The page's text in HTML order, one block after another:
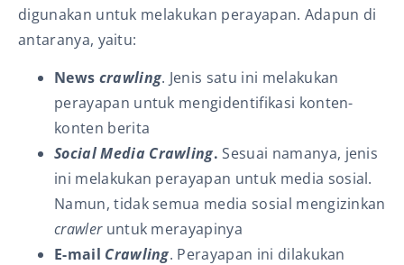
digunakan untuk melakukan perayapan. Adapun di
antaranya, yaitu:
News crawling. Jenis satu ini melakukan
perayapan untuk mengidentifikasi konten-
konten berita
SocialMedia Crawling. Sesuai namanya, jenis
ini melakukan perayapan untuk media sosial.
Namun, tidak semua media sosial mengizinkan
crawleruntuk merayapinya
E-mail Crawling. Perayapan ini dilakukan